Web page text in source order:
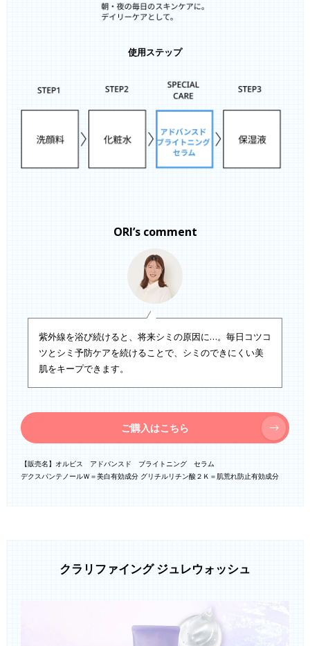
使用ステップ
ORI’s comment
紫外線を浴び続けると、将来シミの原因に…。毎日コツコ
ツとシミ予防ケアを続けることで、シミのできにくい美
肌をキープできます。
ご購入はこちら
【販売名】オルビス アドバンスド ブライトニング セラム
デクスパンテノールＷ＝美白有効成分 グリチルリチン酸２Ｋ＝肌荒れ防止有効成分
クラリファイング ジュレウォッシュ